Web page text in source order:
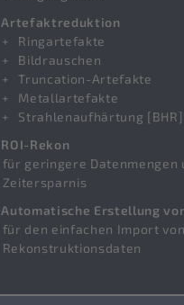
Artefaktreduktion
Ringartefakte
Bildrauschen
Truncation-Artefakte
Metallartefakte
Strahlenaufhärtung [BHR]
ROI-Rekon
für geringere Datenmengen
Zeitersparnis
Automatische Erstellung
für den einfachen Import von
Rekonstruktionsdaten